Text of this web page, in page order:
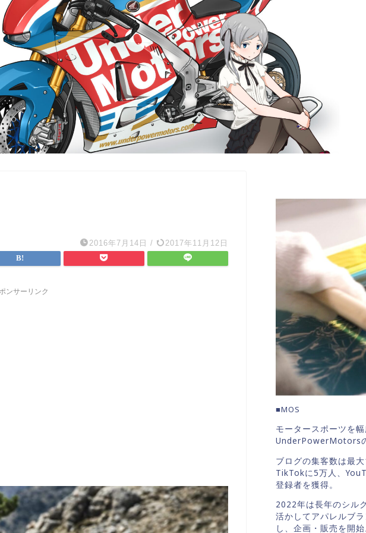
2016年7月14日 / 2017年11月12日
ンサーリンク
■MOS
モータースポーツを
UnderPowerMotors
ブログの集客数は最大
TikTokに5万人、
登録者を獲得。
2022年は長年のシル
活かしてアパレルブ
し、企画・販売を開始